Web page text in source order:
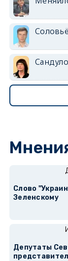
Слово
Зеленскому
Депутаты